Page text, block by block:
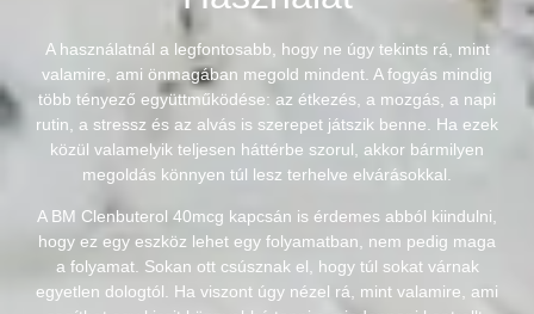
A használatnál a legfontosabb, hogy ne úgy tekints rá, mint
valamire, ami önmagában megold mindent. A fogyás mindig
több tényező együttműködése: az étkezés, a mozgás, a napi
rutin, a stressz és az alvás is szerepet játszik benne. Ha ezek
közül valamelyik teljesen háttérbe szorul, akkor bármilyen
megoldás könnyen túl lesz terhelve elvárásokkal.
A BM Clenbuterol 40mcg kapcsán is érdemes abból kiindulni,
hogy ez egy eszköz lehet egy folyamatban, nem pedig maga
a folyamat. Sokan ott csúsznak el, hogy túl sokat várnak
egyetlen dologtól. Ha viszont úgy nézel rá, mint valamire, ami